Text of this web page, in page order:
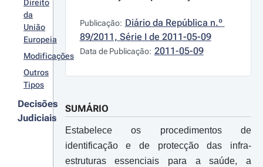
Direito
da
União
Europeia
Modificações
Outros
Tipos
Decisões
Judiciais
Publicação: Diário da República n.º
89/2011, Série I de 2011-05-09
Data de Publicação: 2011-05-09
SUMÁRIO
Estabelece os procedimentos de
identificação e de protecção das infra-
estruturas essenciais para a saúde, a